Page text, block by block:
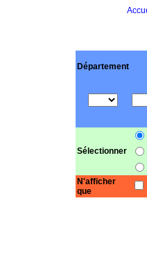
Département
Sélectionner
N'afficher
que